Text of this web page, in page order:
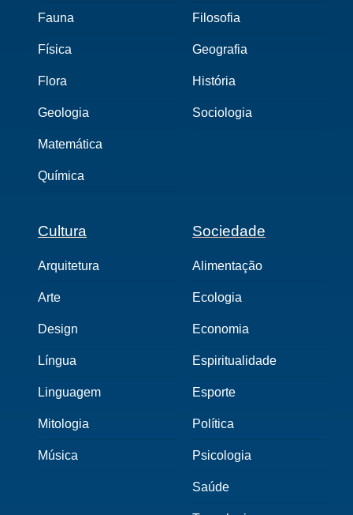
Fauna
Física
Flora
Geologia
Matemática
Química
Filosofia
Geografia
História
Sociologia
Cultura
Arquitetura
Arte
Design
Língua
Linguagem
Mitologia
Música
Sociedade
Alimentação
Ecologia
Economia
Espiritualidade
Esporte
Política
Psicologia
Saúde